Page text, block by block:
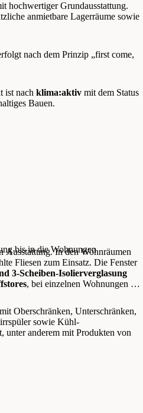
hochwertiger Grundausstattung.
anmietbare Lagerräume sowie
nach dem Prinzip „first come,
ist nach klima:aktiv mit dem Status
Bauen.
bis in die Wohnungen
Ausstattung. In den Wohnräumen
Fliesen zum Einsatz. Die Fenster
3-Scheiben-Isolierverglasung
, bei einzelnen Wohnungen mit
Oberschränken, Unterschränken,
sowie Kühl-
unter anderem mit Produkten von